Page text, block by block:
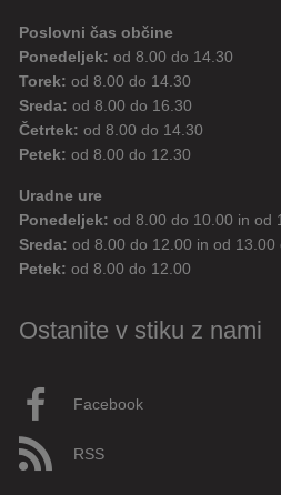
Poslovni čas občine
Ponedeljek: od 8.00 do 14.30
Torek: od 8.00 do 14.30
Sreda: od 8.00 do 16.30
Četrtek: od 8.00 do 14.30
Petek: od 8.00 do 12.30
Uradne ure
Ponedeljek: od 8.00 do 10.00 in od
Sreda: od 8.00 do 12.00 in od 13.00
Petek: od 8.00 do 12.00
Ostanite v stiku z nami
Facebook
RSS